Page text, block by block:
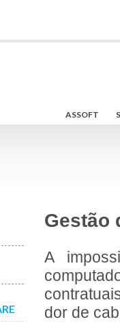
ASSOFT
Gestão
A
dor de